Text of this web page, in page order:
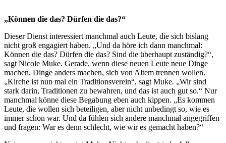
„Können die das? Dürfen die das?“
Dieser Dienst interessiert manchmal auch Leute, die sich bislang
nicht groß engagiert haben. „Und da höre ich dann manchmal:
Können die das? Dürfen die das? Sind die überhaupt zuständig?“,
sagt Nicole Muke. Gerade, wenn diese neuen Leute neue Dinge
machen, Dinge anders machen, sich von Altem trennen wollen.
„Kirche ist nun mal ein Traditionsverein“, sagt Muke. „Wir sind
stark darin, Traditionen zu bewahren, und das ist auch gut so.“ Nur
manchmal könne diese Begabung eben auch kippen. „Es kommen
Leute, die wollen sich beteiligen, aber nicht unbedingt so, wie es
immer schon war. Und da fühlen sich andere manchmal angegriffen
und fragen: War es denn schlecht, wie wir es gemacht haben?“